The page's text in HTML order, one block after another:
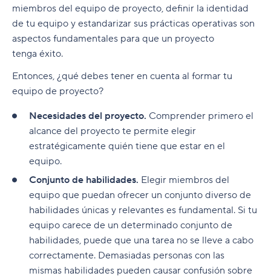
miembros del equipo de proyecto, definir la identidad
de tu equipo y estandarizar sus prácticas operativas son
aspectos fundamentales para que un proyecto
tenga éxito.
Entonces, ¿qué debes tener en cuenta al formar tu
equipo de proyecto?
Necesidades del proyecto. Comprender primero el
alcance del proyecto te permite elegir
estratégicamente quién tiene que estar en el
equipo.
Conjunto de habilidades. Elegir miembros del
equipo que puedan ofrecer un conjunto diverso de
habilidades únicas y relevantes es fundamental. Si tu
equipo carece de un determinado conjunto de
habilidades, puede que una tarea no se lleve a cabo
correctamente. Demasiadas personas con las
mismas habilidades pueden causar confusión sobre